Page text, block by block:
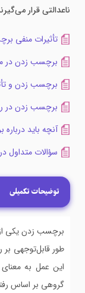
ناعدالتی قرار
تأثیرات منفی
برچسب زدن در
برچسب زدن و
برچسب زدن در
آنچه باید
سؤالات متداول
توضیحات تکمیلی
برچسب زدن یکی از
طور قابل‌توجهی بر
این عمل به
گروهی بر اساس